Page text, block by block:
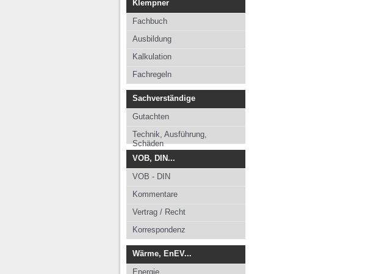
Klempner
Fachbuch
Ausbildung
Kalkulation
Fachregeln
Sachverständige
Gutachten
Technik, Ausführung,
Schäden
VOB, DIN...
VOB - DIN
Kommentare
Vertrag / Recht
Korrespondenz
Wärme, EnEV...
Energie